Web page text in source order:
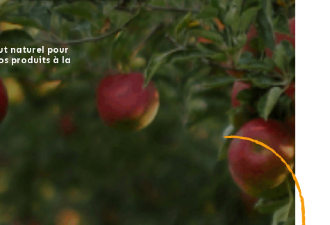
naturel pour
produits à la